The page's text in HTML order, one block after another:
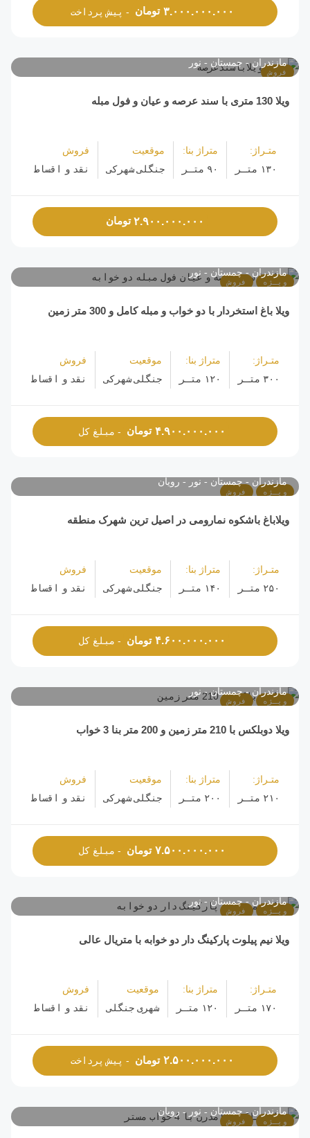
۳.۰۰۰.۰۰۰.۰۰۰ تومان - پیش پرداخت
فروش
مازندران چمستان نور
ویلا 130 متری با سند عرصه و عیان و فول مبله
متـراژ:
۱۳۰ متـر
متراژ بنا:
۹۰ متـر
موقعیت
جنگلی شهرکی
فروش
نقد و اقساط
۲.۹۰۰.۰۰۰.۰۰۰ تومان
ویـژه فروش
مازندران چمستان نور
ویلا باغ استخردار با دو خواب و مبله کامل و 300 متر زمین
متـراژ:
۳۰۰ متـر
متراژ بنا:
۱۲۰ متـر
موقعیت
جنگلی شهرکی
فروش
نقد و اقساط
۴.۹۰۰.۰۰۰.۰۰۰ تومان - مبلغ کل
ویـژه فروش
مازندران چمستان نور رویان
ویلاباغ باشکوه نمارومی در اصیل ترین شهرک منطقه
متـراژ:
۲۵۰ متـر
متراژ بنا:
۱۴۰ متـر
موقعیت
جنگلی شهرکی
فروش
نقد و اقساط
۴.۶۰۰.۰۰۰.۰۰۰ تومان - مبلغ کل
ویـژه فروش
مازندران چمستان نور
ویلا دوبلکس با 210 متر زمین و 200 متر بنا 3 خواب
متـراژ:
۲۱۰ متـر
متراژ بنا:
۲۰۰ متـر
موقعیت
جنگلی شهرکی
فروش
نقد و اقساط
۷.۵۰۰.۰۰۰.۰۰۰ تومان - مبلغ کل
ویـژه فروش
مازندران چمستان نور
ویلا نیم پیلوت پارکینگ دار دو خوابه با متریال عالی
متـراژ:
۱۷۰ متـر
متراژ بنا:
۱۲۰ متـر
موقعیت
شهری جنگلی
فروش
نقد و اقساط
۲.۵۰۰.۰۰۰.۰۰۰ تومان - پیش پرداخت
ویـژه فروش
مازندران چمستان نور رویان